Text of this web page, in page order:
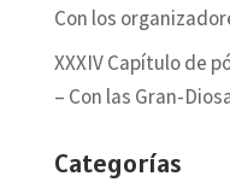
Con los
XXXIV Capítulo de
– Con las Gran-
Categorías